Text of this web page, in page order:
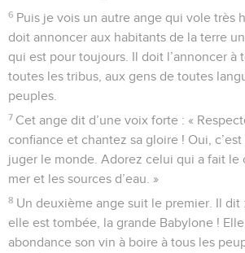
6 Puis je vois un autre ange qui vole très
doit annoncer aux habitants de la terre
qui est pour toujours. Il doit l’annoncer à
toutes les tribus, aux gens de toutes
peuples.
7 Cet ange dit d’une voix forte : «
confiance et chantez sa gloire ! Oui,
juger le monde. Adorez celui qui a fait le
mer et les sources d’eau. »
8 Un deuxième ange suit le premier. Il dit
elle est tombée, la grande Babylone !
abondance son vin à boire à tous les